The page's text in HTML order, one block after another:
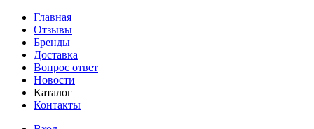
Главная
Отзывы
Бренды
Доставка
Вопрос ответ
Новости
Каталог
Контакты